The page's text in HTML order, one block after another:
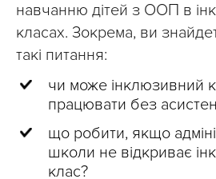
навчанню дітей з ООП в
класах. Зокрема, ви
такі питання:
чи може інклюзивний
працювати без
що робити, якщо
школи не відкриває
клас?